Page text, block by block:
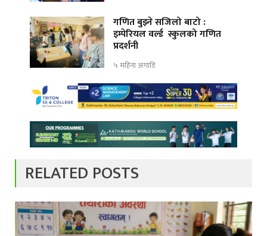
गणित बुझ्ने सजिलो बाटो :
इम्पेरियल वर्ल्ड स्कुलको गणित
प्रदर्शनी
५ महिना अगाडि
RELATED POSTS